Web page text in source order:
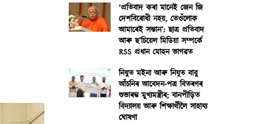
‘প্ৰতিবাদ কৰা মানেই জেন জি
দেশবিৰোধী নহয়, তেওঁলোক
আমাৰেই সন্তান’: ছাত্ৰ প্ৰতিবাদ
আৰু ছ’চিয়েল মিডিয়া সম্পৰ্কে
RSS প্ৰধান মোহন ভাগৱত
নিযুত মইনা আৰু নিযুত বাবু
আঁচনিৰ আবেদন-পত্ৰ বিতৰণৰ
শুভাৰম্ভ মুখ্যমন্ত্ৰীৰ; বানপীড়িত
বিদ্যালয় আৰু শিক্ষাৰ্থীলৈ সাহায্য
ঘোষণা